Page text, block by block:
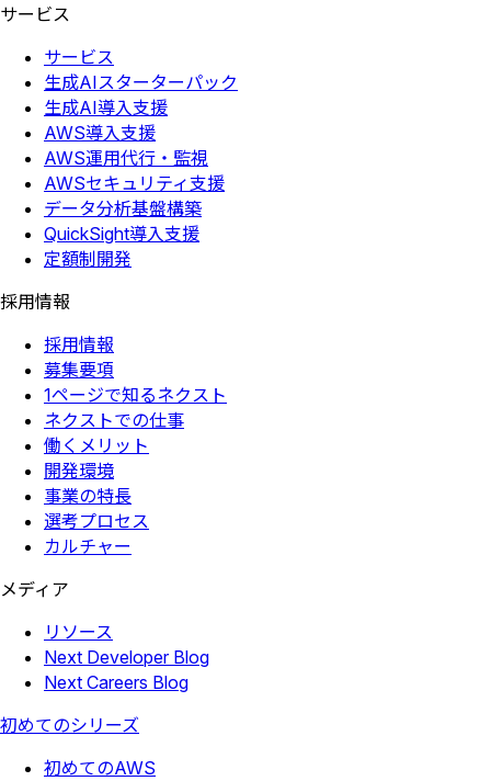
サービス
サービス
生成AIスターターパック
生成AI導入支援
AWS導入支援
AWS運用代行・監視
AWSセキュリティ支援
データ分析基盤構築
QuickSight導入支援
定額制開発
採用情報
採用情報
募集要項
1ページで知るネクスト
ネクストでの仕事
働くメリット
開発環境
事業の特長
選考プロセス
カルチャー
メディア
リソース
Next Developer Blog
Next Careers Blog
初めてのシリーズ
初めてのAWS